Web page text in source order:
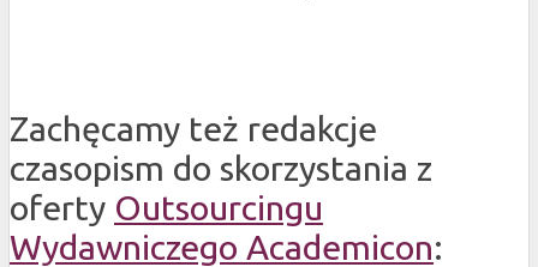
Zachęcamy też redakcje
czasopism do skorzystania z
oferty Outsourcingu
Wydawniczego Academicon: